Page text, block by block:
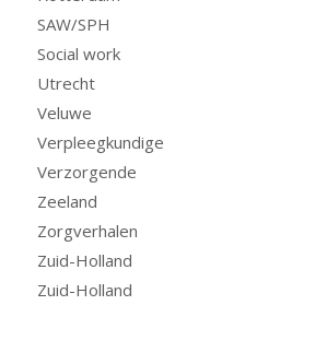
SAW/SPH
Social work
Utrecht
Veluwe
Verpleegkundige
Verzorgende
Zeeland
Zorgverhalen
Zuid-Holland
Zuid-Holland